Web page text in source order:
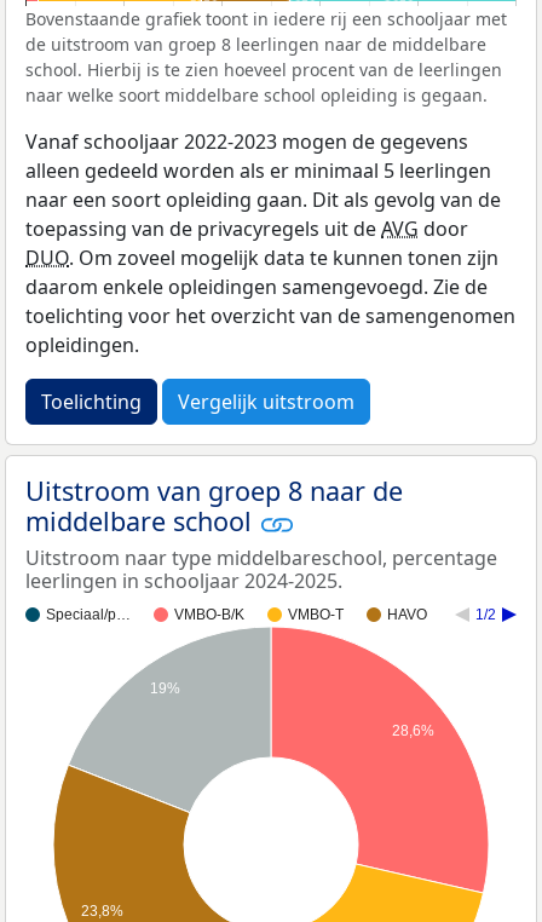
Bovenstaande grafiek toont in iedere rij een schooljaar met
de uitstroom van groep 8 leerlingen naar de middelbare
school. Hierbij is te zien hoeveel procent van de leerlingen
naar welke soort middelbare school opleiding is gegaan.
Vanaf schooljaar 2022-2023 mogen de gegevens
alleen gedeeld worden als er minimaal 5 leerlingen
naar een soort opleiding gaan. Dit als gevolg van de
toepassing van de privacyregels uit deAVG door
DUO. Om zoveel mogelijk data te kunnen tonen zijn
daarom enkele opleidingen samengevoegd. Zie de
toelichting voor het overzicht van de samengenomen
opleidingen.
Toelichting Vergelijk uitstroom
Uitstroom van groep 8 naar de
middelbare school
Uitstroom naar type middelbareschool, percentage
leerlingen in schooljaar 2024-2025.
Speciaal/p… VMBO-B/K VMBO-T HAVO 1/2
28,6%
19%
23,8%